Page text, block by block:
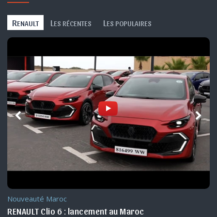
RENAULT L ES RÉCENTES L ES POPULAIRES
Nouveauté Maroc
RENAULT Clio 6 : lancement au Maroc